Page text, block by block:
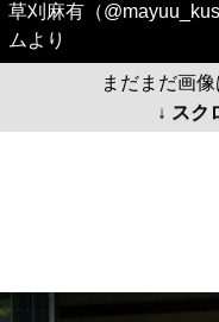
草刈麻有（
ムより
まだまだ画
↓ スク